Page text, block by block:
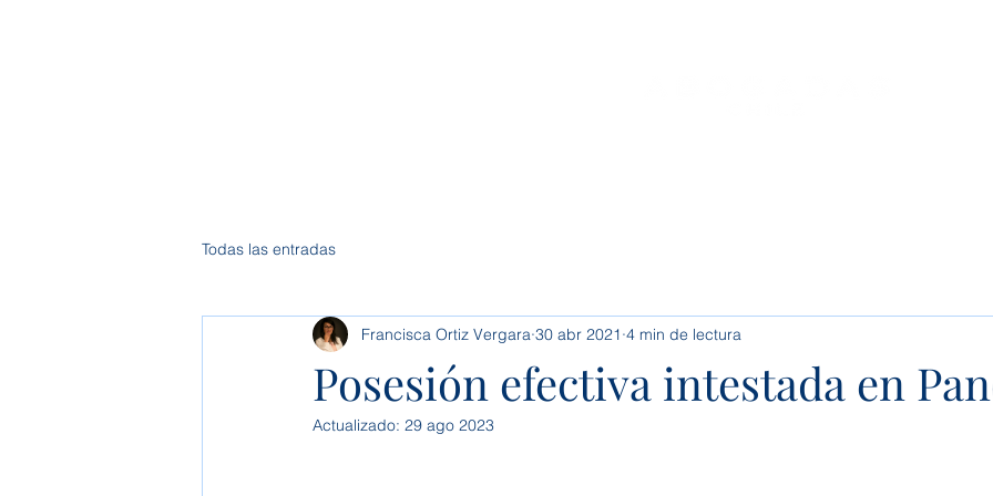
Todas las entradas
Posesión efectiva intestada en
Francisca Ortiz Vergara 30 abr 2021 4 min de lectura
Actualizado: 29 ago 2023